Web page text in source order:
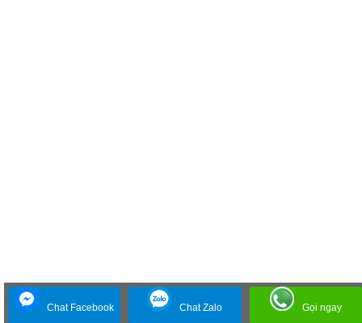
Chat Facebook Gọi ngay
Chat Zalo